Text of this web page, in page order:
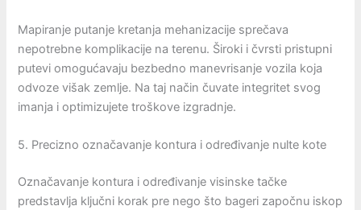
Mapiranje putanje kretanja mehanizacije sprečava
nepotrebne komplikacije na terenu. Široki i čvrsti pristupni
putevi omogućavaju bezbedno manevrisanje vozila koja
odvoze višak zemlje. Na taj način čuvate integritet svog
imanja i optimizujete troškove izgradnje.
5. Precizno označavanje kontura i određivanje nulte kote
Označavanje kontura i određivanje visinske tačke
predstavlja ključni korak pre nego što bageri započnu iskop